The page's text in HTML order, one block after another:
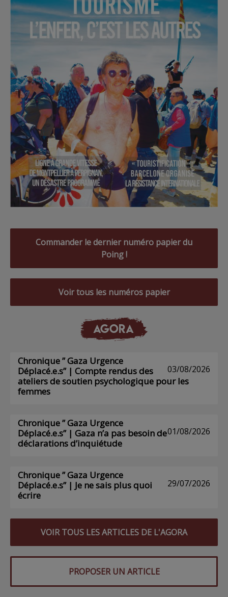
Commander le dernier numéro papier du
Poing !
Voir tous les numéros papier
AGORA
03/08/2026
Chronique ” Gaza Urgence
Déplacé.e.s” | Compte rendus des
ateliers de soutien psychologique pour les
femmes
01/08/2026
Chronique ” Gaza Urgence
Déplacé.e.s” | Gaza n’a pas besoin de
déclarations d’inquiétude
29/07/2026
Chronique ” Gaza Urgence
Déplacé.e.s” | Je ne sais plus quoi
écrire
VOIR TOUS LES ARTICLES DE L'AGORA
PROPOSER UN ARTICLE